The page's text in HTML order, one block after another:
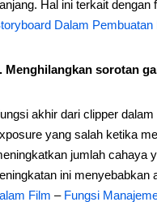
Hal ini terkait
Dalam Pembuatan
Menghilangkan sorotan
akhir dari clipper
yang salah ketika
jumlah cahaya
ini menyebabkan
Film – Fungsi